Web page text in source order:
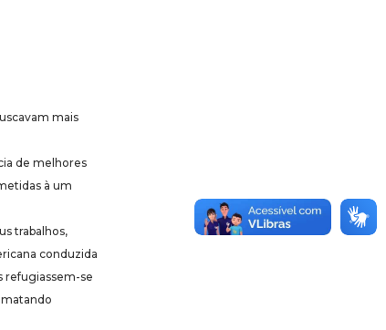
mais
de melhores
à um
trabalhos,
conduzida
refugiassem-se